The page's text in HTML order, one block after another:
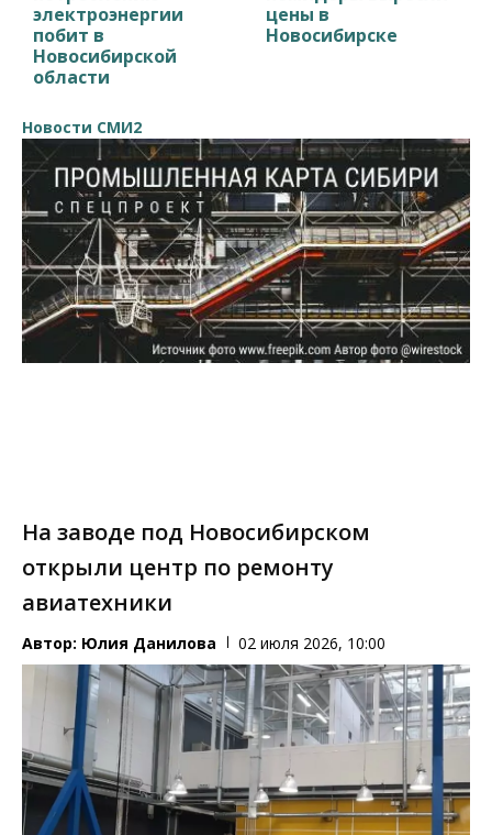
электроэнергии
побит в
Новосибирской
области
цены в
Новосибирске
Новости СМИ2
На заводе под Новосибирском
открыли центр по ремонту
авиатехники
Автор: Юлия Данилова 02 июля 2026, 10:00